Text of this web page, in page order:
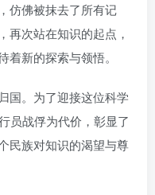
仿佛被抹去了所有记
再次站在知识的起点，
新的探索与领悟。
国。为了迎接这位科学
员战俘为代价，彰显了
民族对知识的渴望与尊